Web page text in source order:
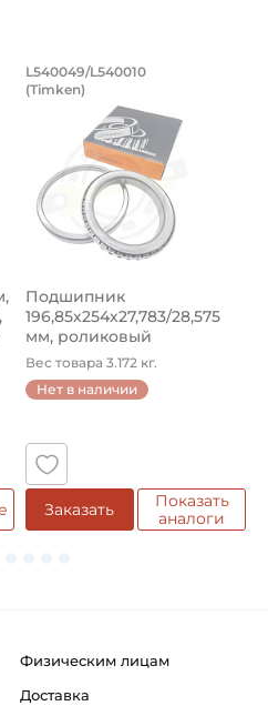
мм, шариковый
шариковый двухрядный,
Подшипник
Подшипник
L540049/L540010
(Timken)
Подшипник
196,85х254х27,783/28,575
мм, роликовый
однорядный конический
...
Вес товара 3.172 кг.
Нет в наличии
Заказать
Показать
аналоги
Физическим лицам
Доставка